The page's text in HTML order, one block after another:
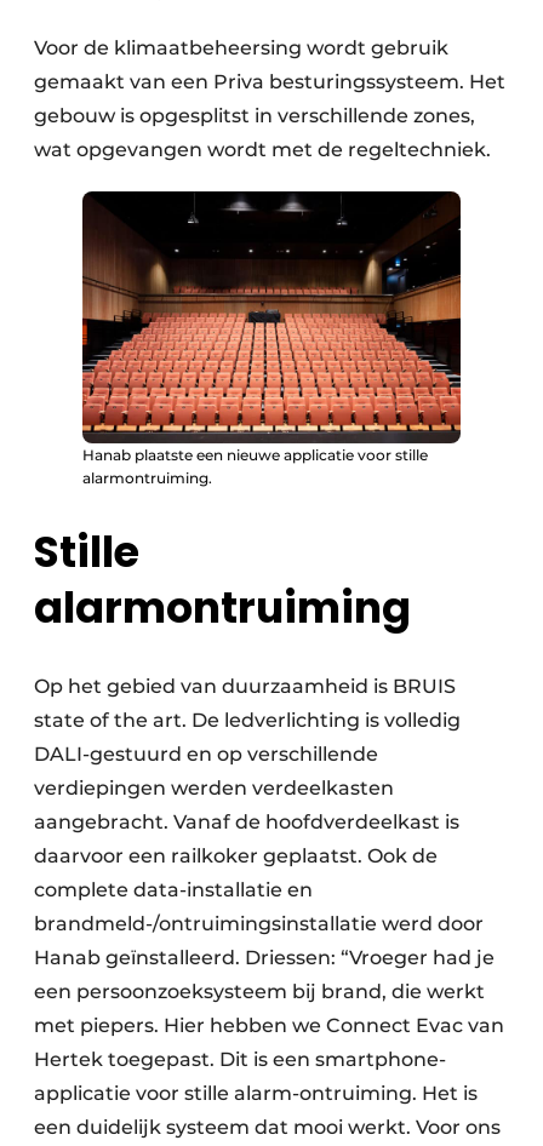
Voor de klimaatbeheersing wordt gebruik
gemaakt van een Priva besturingssysteem. Het
gebouw is opgesplitst in verschillende zones,
wat opgevangen wordt met de regeltechniek.
Hanab plaatste een nieuwe applicatie voor stille
alarmontruiming.
Stille
alarmontruiming
Op het gebied van duurzaamheid is BRUIS
state of the art. De ledverlichting is volledig
DALI-gestuurd en op verschillende
verdiepingen werden verdeelkasten
aangebracht. Vanaf de hoofdverdeelkast is
daarvoor een railkoker geplaatst. Ook de
complete data-installatie en
brandmeld-/ontruimingsinstallatie werd door
Hanab geïnstalleerd. Driessen: “Vroeger had je
een persoonzoeksysteem bij brand, die werkt
met piepers. Hier hebben we Connect Evac van
Hertek toegepast. Dit is een smartphone-
applicatie voor stille alarm-ontruiming. Het is
een duidelijk systeem dat mooi werkt. Voor ons